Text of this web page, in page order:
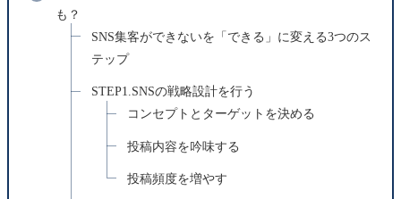
も？
SNS集客ができないを「できる」に変える3つのス
テップ
STEP1.SNSの戦略設計を行う
コンセプトとターゲットを決める
投稿内容を吟味する
投稿頻度を増やす